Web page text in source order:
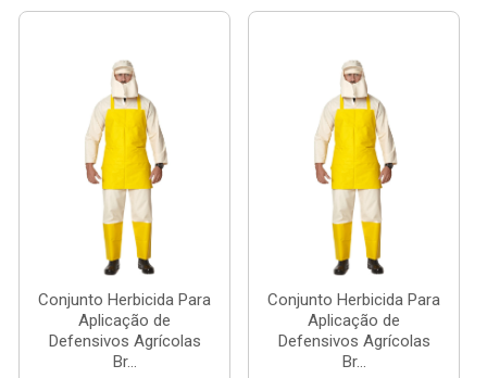
Conjunto Herbicida Para
Aplicação de
Defensivos Agrícolas
Br...
Conjunto Herbicida Para
Aplicação de
Defensivos Agrícolas
Br...